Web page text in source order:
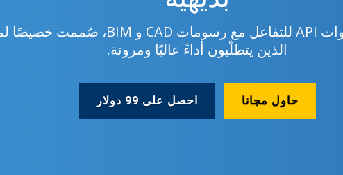
الذين يتطلّبون أداءً عاليًا ومرونة.
حاول مجانا احصل على 99 دولار